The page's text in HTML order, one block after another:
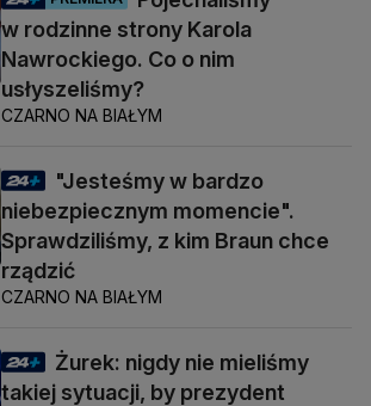
w rodzinne strony Karola
Nawrockiego. Co o nim
usłyszeliśmy?
CZARNO NA BIAŁYM
"Jesteśmy w bardzo
niebezpiecznym momencie".
Sprawdziliśmy, z kim Braun chce
rządzić
CZARNO NA BIAŁYM
Żurek: nigdy nie mieliśmy
takiej sytuacji, by prezydent